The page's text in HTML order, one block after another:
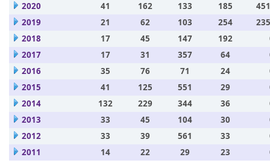
2020
41 162 133 185
2019
21 62 103 254
2018
17 45 147 192
2017
17 31 357 64
2016
35 76 71 24
2015
41 125 551 29
2014
132 229 344 36
2013
33 45 104 30
2012
33 39 561 33
2011
14 22 29 23